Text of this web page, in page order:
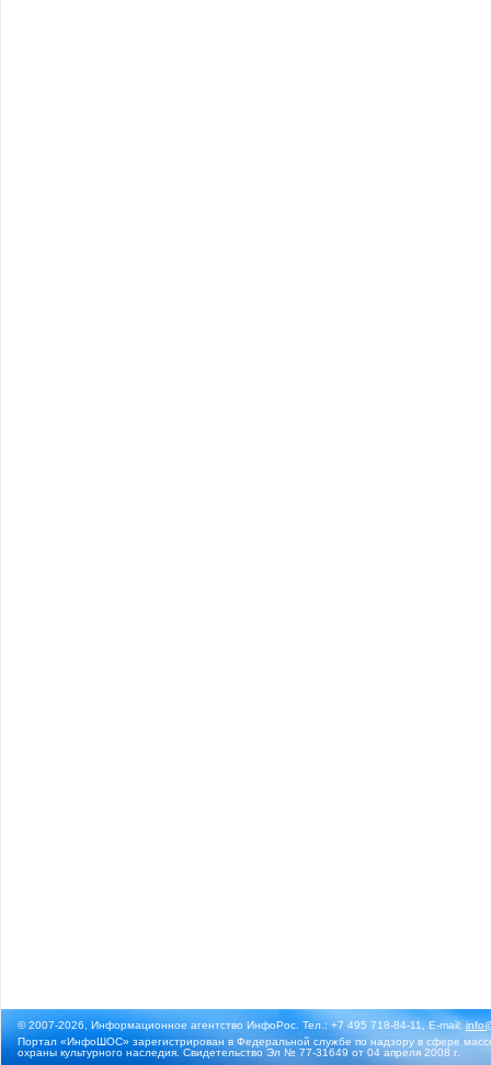
© 2007-2026, Информационное агентство ИнфоРос. Тел.: +7 495 718-84-11, E-mail:
Портал «ИнфоШОС» зарегистрирован в Федеральной службе по надзору в сфере
охраны культурного наследия. Свидетельство Эл № 77-31649 от 04 апреля 2008 г.